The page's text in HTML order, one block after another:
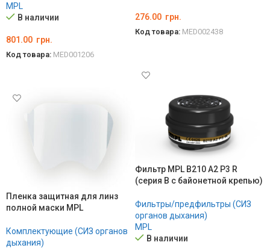
276.00 грн.
Код товара: MED002438
MPL
В наличии
801.00 грн.
Код товара: MED001206
Фильтр MPL B210 A2 P3 R
(серия В с байонетной крепью)
Фильтры/предфильтры (СИЗ
органов дыхания)
MPL
В наличии
Пленка защитная для линз
полной маски MPL
Комплектующие (СИЗ органов
дыхания)